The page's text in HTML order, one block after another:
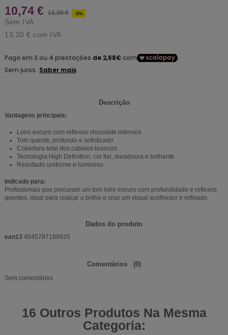
10,74 € 11,30 € -5%
Sem IVA
13,20 € com IVA
Descrição
Vantagens principais:
Loiro escuro com reflexos chocolate intensos
Tom quente, profundo e sofisticado
Cobertura total dos cabelos brancos
Tecnologia High Definition: cor fiel, duradoura e brilhante
Resultado uniforme e luminoso
Indicado para:
Profissionais que procuram um tom loiro escuro com profundidade e reflexos
quentes, ideal para realçar o brilho e criar um visual acolhedor e refinado.
Dados do produto
ean13 4045787199925
Comentários (0)
Sem comentários
16 Outros Produtos Na Mesma
Categoria: